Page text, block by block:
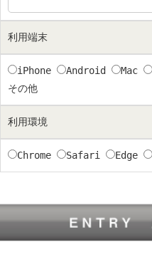
利用端末
iPhone Android Mac
その他
利用環境
Chrome Safari Edge